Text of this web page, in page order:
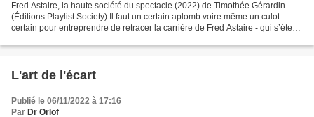
Fred Astaire, la haute société du spectacle (2022) de Timothée Gérardin
(Éditions Playlist Society) Il faut un certain aplomb voire même un culot
certain pour entreprendre de retracer la carrière de Fred Astaire - qui s’étend
L'art de l'écart
Publié le 06/11/2022 à 17:16
Par Dr Orlof